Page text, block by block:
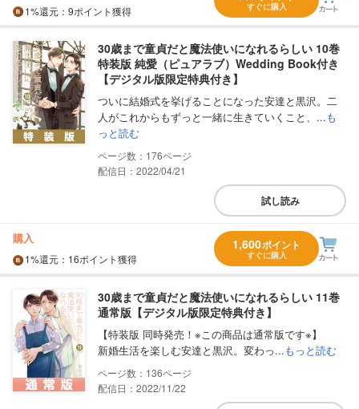
1%還元 ：9ポイント獲得 すぐに購入
30歳まで童貞だと魔法使いになれるらしい 10巻
特装版 純愛（ピュアラブ）Wedding Book付き
【デジタル版限定特典付き】
ついに結婚式を挙げることになった安達と黒沢。二
人がこれからもずっと一緒に生きていくこと、...も
っと読む
176
配信日：2022/04/21
試し読み
購入
1%還元 ：16ポイント獲得
1,600ポイント
すぐに購入
30歳まで童貞だと魔法使いになれるらしい 11巻
通常版【デジタル版限定特典付き】
【特装版 同時発売！※この商品は通常版です※】
新婚生活を楽しむ安達と黒沢。変わっ...もっと読む
136
配信日：2022/11/22